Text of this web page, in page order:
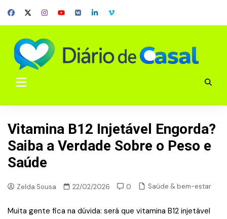
Vitamina B12 Injetável Engorda?
Saiba a Verdade Sobre o Peso e
Saúde
Zelda Sousa 22/02/2026 0 Saúde & bem-estar
Muita gente fica na dúvida: será que vitamina B12 injetável